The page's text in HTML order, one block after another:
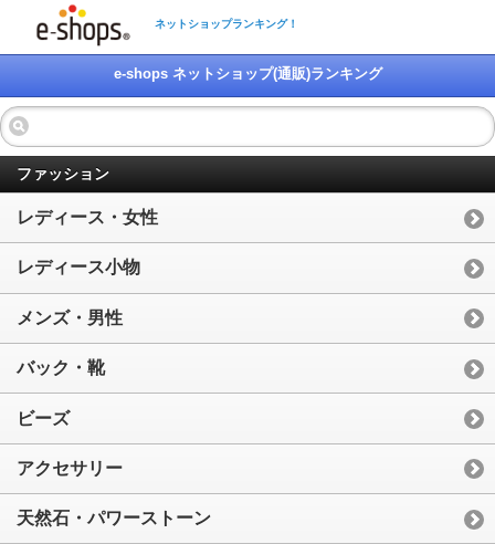
ネットショップランキング！
e-shops ネットショップ(通販)ランキング
ファッション
レディース・女性
レディース小物
メンズ・男性
バック・靴
ビーズ
アクセサリー
天然石・パワーストーン